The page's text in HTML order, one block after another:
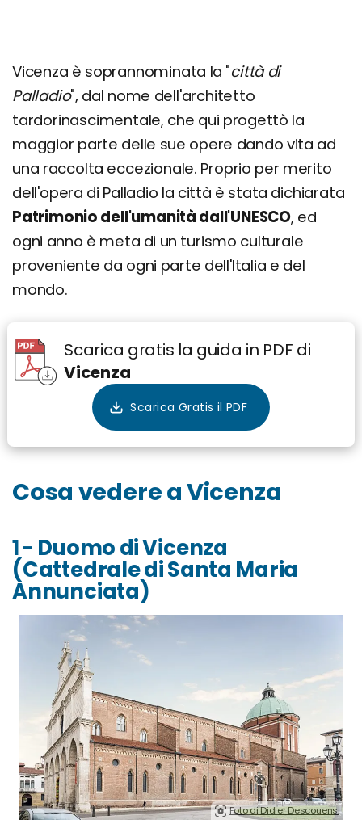
Macafame
Dove mangiare a Vicenza
Cosa fare la sera: zone della movida e migliori
locali
Organizza il tuo soggiorno a Vicenza: info e
consigli utili
Vicenza è soprannominata la "città di
Palladio", dal nome dell'architetto
tardorinascimentale, che qui progettò la
maggior parte delle sue opere dando vita ad
una raccolta eccezionale. Proprio per merito
dell'opera di Palladio la città è stata dichiarata
Patrimonio dell'umanità dall'UNESCO, ed
ogni anno è meta di un turismo culturale
proveniente da ogni parte dell'Italia e del
mondo.
Scarica gratis la guida in PDF di
Vicenza
Cosa vedere a Vicenza
1 - Duomo di Vicenza
(Cattedrale di Santa Maria
Annunciata)
Foto di Didier Descouens.